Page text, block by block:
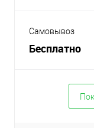
Самовывоз
Бесплатно